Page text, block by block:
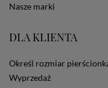
portale
dotyczących
stosowanie plików
ustawienia swojej
Nasze marki
DLA KLIENTA
Określ rozmiar
Wyprzedaż